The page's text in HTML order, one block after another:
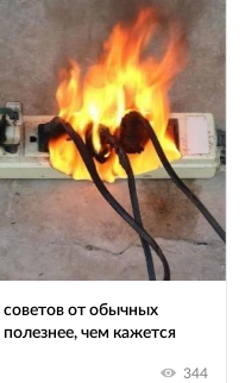
от обычных
чем кажется
344